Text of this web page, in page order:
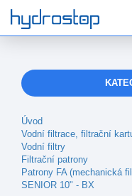
Úvod
Vodní filtrace, filtrační
Vodní filtry
Filtrační patrony
Patrony FA (mechanická
SENIOR 10" - BX